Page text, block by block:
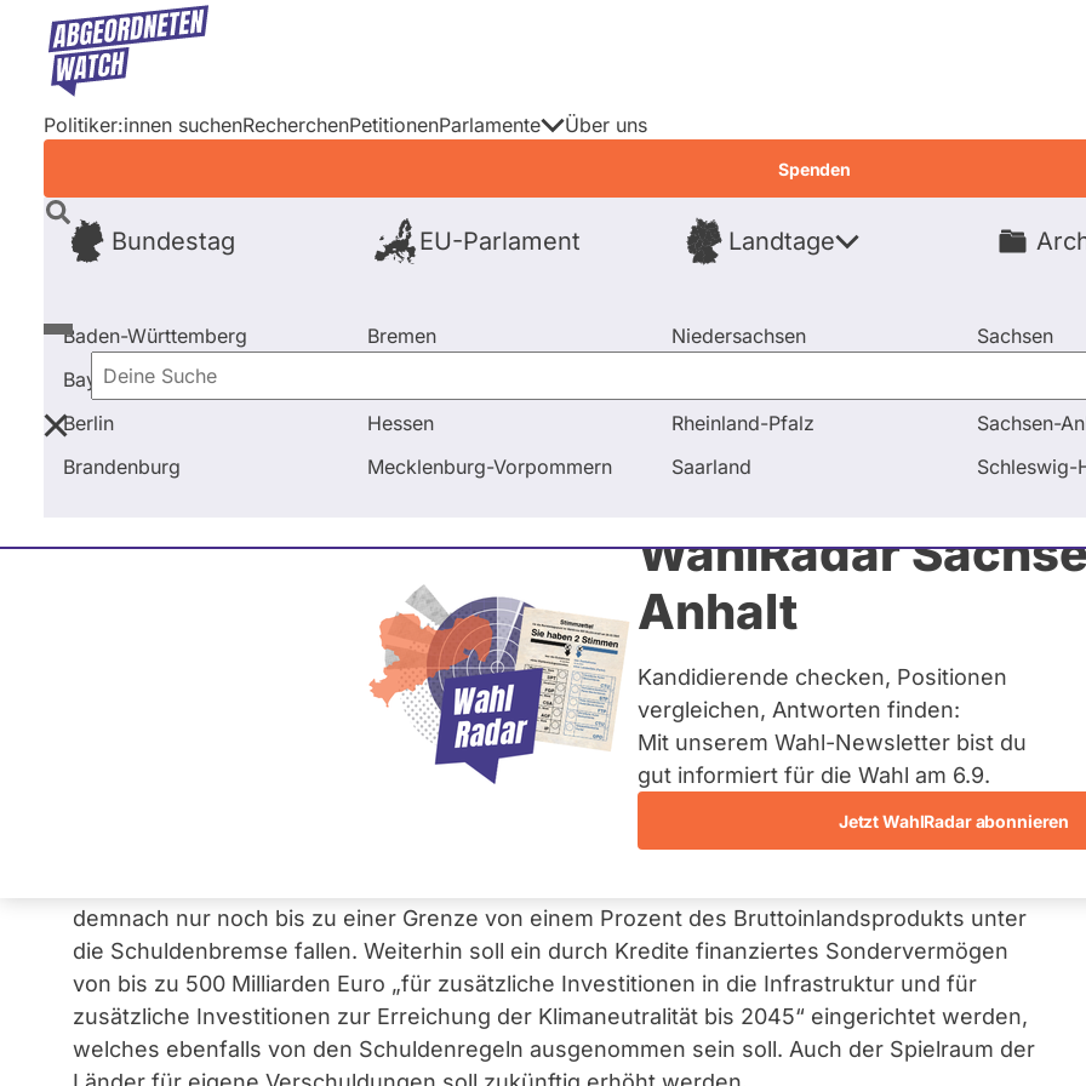
Direkt
Inhalt
Politiker:innen suchenRecherchenPetitionenParlamente
Bundestag EU-Parlament Landtage
Baden-Württemberg
Bayern
Berlin
Brandenburg
Bremen
Hessen
Mecklenburg-Vorpommern
Niedersachsen
Rheinland-Pfalz
Saarland
Sachsen
Sachsen-
Schleswig-
Über uns
Spenden
Deine
Suche
WahlRadar
Anhalt
Kandidierende checken, Positionen
vergleichen, Antworten finden:
Mit unserem Wahl-Newsletter bist du
gut informiert für die Wahl am 6.9.
Jetzt WahlRadar abonnieren
Startseite Bundestag 2021 - 2025 Abstimmungen Lockerung der Schuldenbremse
Lockerung der Schuldenbremse
Nach der Bundestagswahl am 23. Februar 2025 hat der alte Bundestag noch einmal
namentlich über einen von den Fraktionen der
und CDU/CSUeingebrachten
Grundgesetzänderungen sollen Sonderausgaben für Verteidigung, Infrastruktur und
demnach nur noch bis zu einer Grenze von einem Prozent des Bruttoinlandsprodukts unter
die Schuldenbremse fallen. Weiterhin soll ein durch Kredite finanziertes Sondervermögen
von bis zu 500 Milliarden Euro „für zusätzliche Investitionen in die Infrastruktur und für
zusätzliche Investitionen zur Erreichung der Klimaneutralität bis 2045“ eingerichtet werden,
welches ebenfalls von den Schuldenregeln ausgenommen sein soll. Auch der Spielraum der